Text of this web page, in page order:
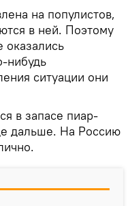
на популистов,
в ней. Поэтому
оказались
нибудь
ситуации они
в запасе пиар-
дальше. На Россию